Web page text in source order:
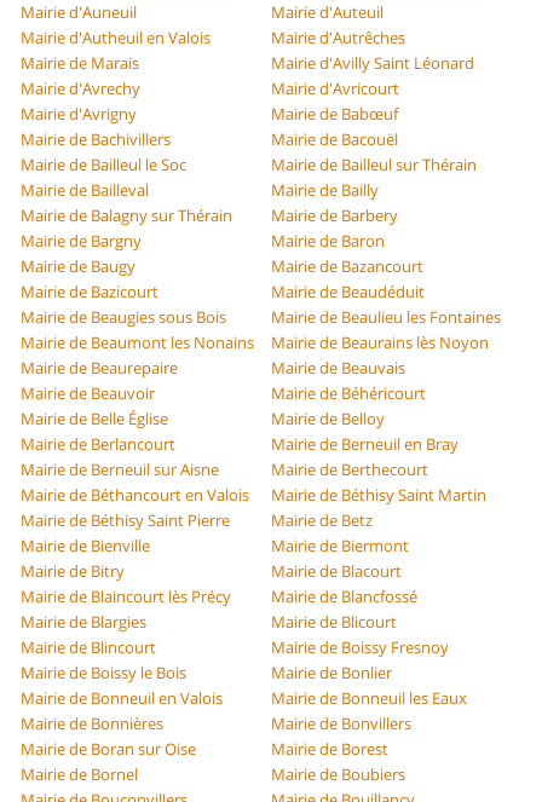
Mairie d'Auneuil
Mairie d'Auteuil
Mairie d'Autheuil en Valois
Mairie d'Autrêches
Mairie de Marais
Mairie d'Avilly Saint Léonard
Mairie d'Avrechy
Mairie d'Avricourt
Mairie d'Avrigny
Mairie de Babœuf
Mairie de Bachivillers
Mairie de Bacouël
Mairie de Bailleul le Soc
Mairie de Bailleul sur Thérain
Mairie de Bailleval
Mairie de Bailly
Mairie de Balagny sur Thérain
Mairie de Barbery
Mairie de Bargny
Mairie de Baron
Mairie de Baugy
Mairie de Bazancourt
Mairie de Bazicourt
Mairie de Beaudéduit
Mairie de Beaugies sous Bois
Mairie de Beaulieu les Fontaines
Mairie de Beaumont les Nonains
Mairie de Beaurains lès Noyon
Mairie de Beaurepaire
Mairie de Beauvais
Mairie de Beauvoir
Mairie de Béhéricourt
Mairie de Belle Église
Mairie de Belloy
Mairie de Berlancourt
Mairie de Berneuil en Bray
Mairie de Berneuil sur Aisne
Mairie de Berthecourt
Mairie de Béthancourt en Valois
Mairie de Béthisy Saint Martin
Mairie de Béthisy Saint Pierre
Mairie de Betz
Mairie de Bienville
Mairie de Biermont
Mairie de Bitry
Mairie de Blacourt
Mairie de Blaincourt lès Précy
Mairie de Blancfossé
Mairie de Blargies
Mairie de Blicourt
Mairie de Blincourt
Mairie de Boissy Fresnoy
Mairie de Boissy le Bois
Mairie de Bonlier
Mairie de Bonneuil en Valois
Mairie de Bonneuil les Eaux
Mairie de Bonnières
Mairie de Bonvillers
Mairie de Boran sur Oise
Mairie de Borest
Mairie de Bornel
Mairie de Boubiers